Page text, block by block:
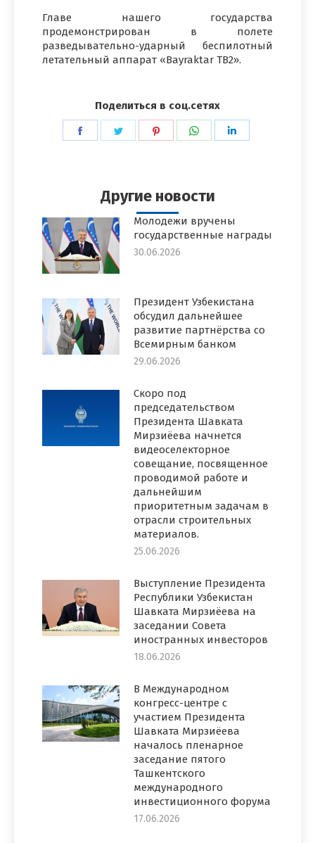
Главе нашего государства
продемонстрирован в полете
разведывательно-ударный беспилотный
летательный аппарат «Bayraktar TB2».
Поделиться в соц.сетях
ПоделитьсяПоделитьсяПоделитьсяПоделиться
Другие новости
Молодежи вручены
государственные награды
30.06.2026
Президент Узбекистана
обсудил дальнейшее
развитие партнёрства со
Всемирным банком
29.06.2026
Скоро под
председательством
Президента Шавката
Мирзиёева начнется
видеоселекторное
совещание, посвященное
проводимой работе и
дальнейшим
приоритетным задачам в
отрасли строительных
материалов.
25.06.2026
Выступление Президента
Республики Узбекистан
Шавката Мирзиёева на
заседании Совета
иностранных инвесторов
18.06.2026
В Международном
конгресс-центре с
участием Президента
Шавката Мирзиёева
началось пленарное
заседание пятого
Ташкентского
международного
инвестиционного форума
17.06.2026